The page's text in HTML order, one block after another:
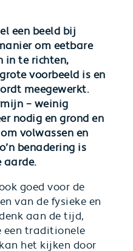
een beeld bij
om eetbare
in te richten,
voorbeeld is en
meegewerkt.
– weinig
nodig en grond en
volwassen en
benadering is
aarde.
goed voor de
van de fysieke en
aan de tijd,
een traditionele
het kijken door